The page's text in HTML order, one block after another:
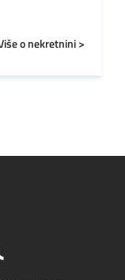
o nekretnini >